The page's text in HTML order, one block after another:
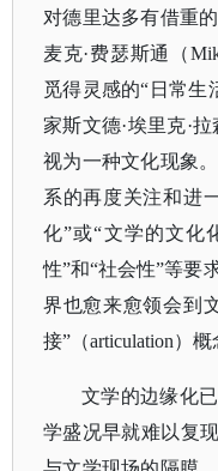
对德里达多有借重
麦克·费瑟斯通（
觅得灵感的“日常生
家斯文德·埃里克·拉
视为一种文化现象
系的再度关注和进
化”或“文学的文化
性”和“社会性”等要
界也愈来愈领会到
接”（articulation）概
文学的边缘化
学盛况早就难以复